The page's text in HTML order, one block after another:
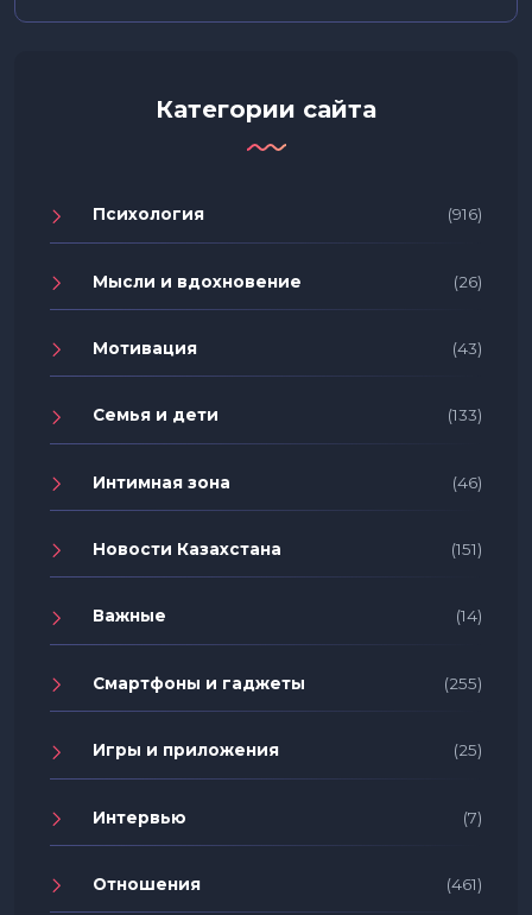
Категории сайта
Психология (916)
Мысли и вдохновение (26)
Мотивация (43)
Семья и дети (133)
Интимная зона (46)
Новости Казахстана (151)
Важные (14)
Смартфоны и гаджеты (255)
Игры и приложения (25)
Интервью (7)
Отношения (461)